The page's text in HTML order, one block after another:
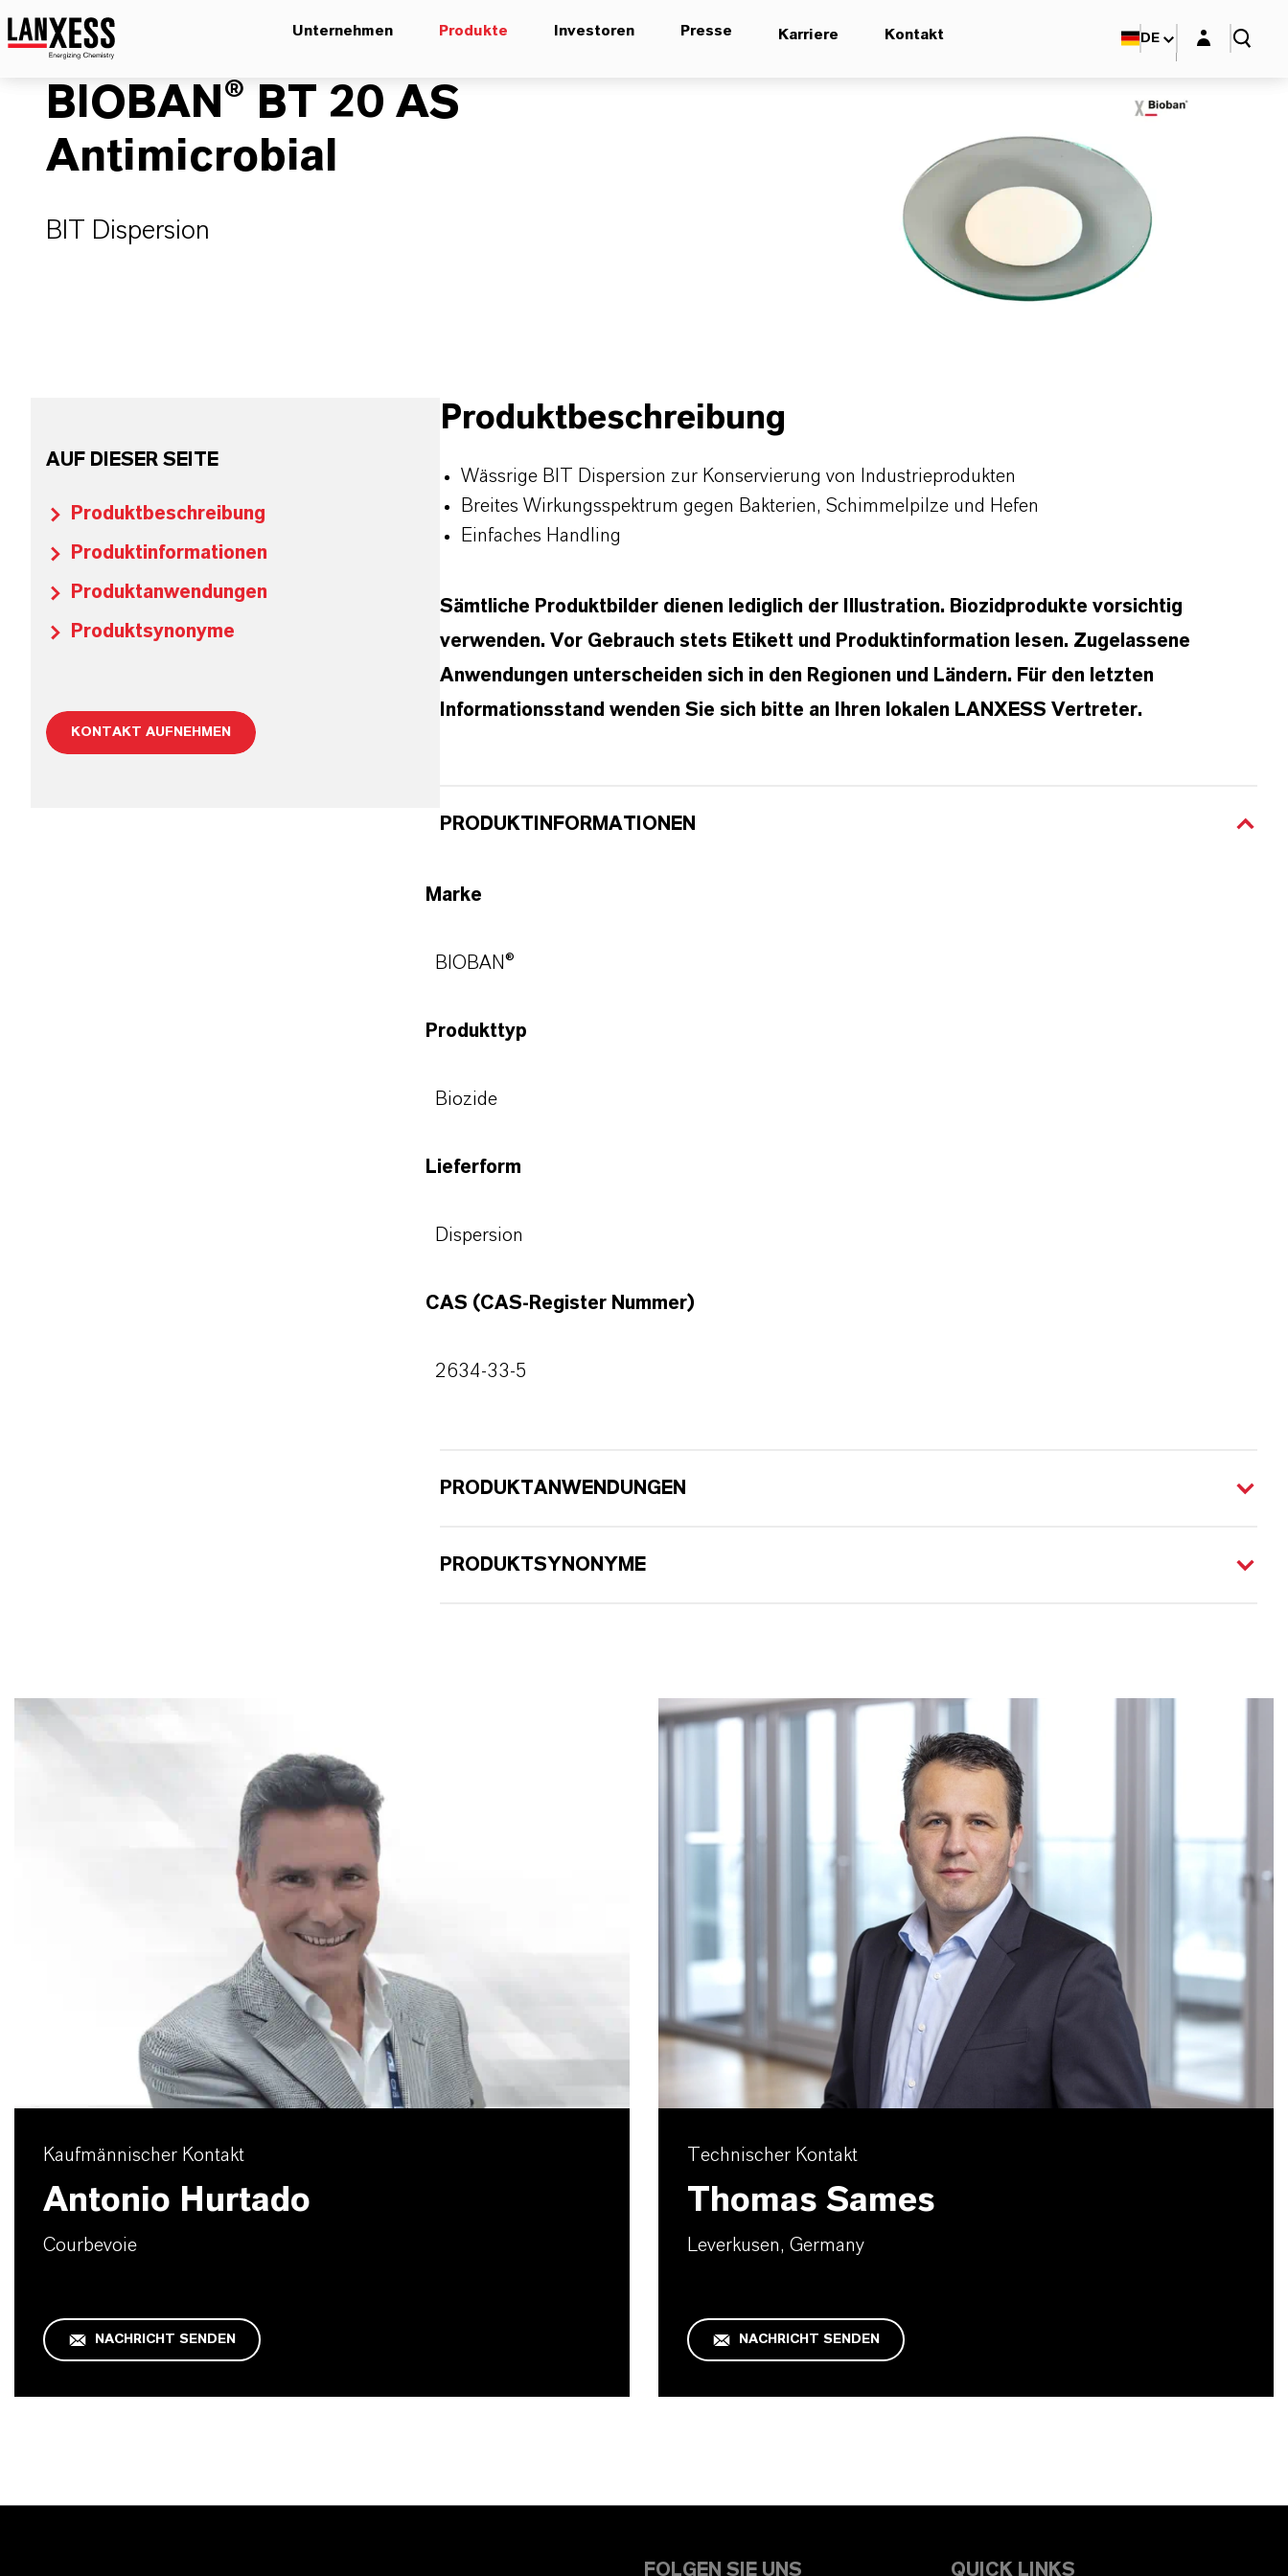
Unternehmen Produkte Investoren Presse Karriere Kontakt DE Login-Maske
BIOBAN® BT 20 AS
Antimicrobial
BIT Dispersion
AUF DIESER SEITE
Produktbeschreibung
Produktinformationen
Produktanwendungen
Produktsynonyme
KONTAKT AUFNEHMEN
Produktbeschreibung
Wässrige BIT Dispersion zur Konservierung von Industrieprodukten
Breites Wirkungsspektrum gegen Bakterien, Schimmelpilze und Hefen
Einfaches Handling
Sämtliche Produktbilder dienen lediglich der Illustration. Biozidprodukte vorsichtig
verwenden. Vor Gebrauch stets Etikett und Produktinformation lesen. Zugelassene
Anwendungen unterscheiden sich in den Regionen und Ländern. Für den letzten
Informationsstand wenden Sie sich bitte an Ihren lokalen LANXESS Vertreter.
PRODUKTINFORMATIONEN
Marke
BIOBAN®
Produkttyp
Biozide
Lieferform
Dispersion
CAS (CAS-Register Nummer)
2634-33-5
PRODUKTANWENDUNGEN
PRODUKTSYNONYME
Kaufmännischer Kontakt
Antonio Hurtado
Courbevoie
NACHRICHT SENDEN
Technischer Kontakt
Thomas Sames
Leverkusen, Germany
NACHRICHT SENDEN
FOLGEN SIE UNS QUICK LINKS